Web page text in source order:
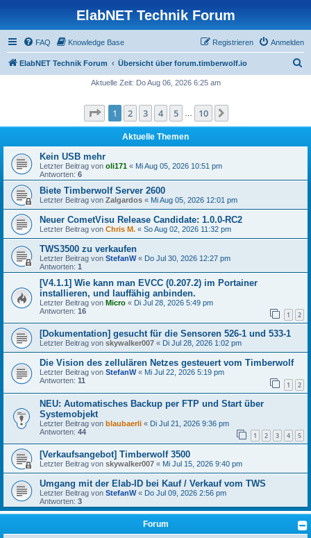
ElabNET Technik Forum
FAQ Knowledge Base Anmelden
Registrieren
ElabNET Technik Forum Übersicht über forum.timberwolf.io
e
Aktuelle Zeit: Do Aug 06, 2026 6:25 am
Seite 1von 10
1 2 3 4 5 10
Aktuelle Themen
Kein USB mehr
Letzter Beitrag von oli171 « Mi Aug 05, 2026 10:51 pm
Antworten: 6
Biete Timberwolf Server 2600
Letzter Beitrag von Zalgardos « Mi Aug 05, 2026 12:01 pm
Neuer CometVisu Release Candidate: 1.0.0-RC2
Letzter Beitrag von Chris M. « So Aug 02, 2026 11:32 pm
TWS3500 zu verkaufen
Letzter Beitrag von StefanW« Do Jul 30, 2026 12:27 pm
Antworten: 1
[V4.1.1] Wie kann man EVCC (0.207.2) im Portainer
installieren, und lauffähig anbinden.
Letzter Beitrag von Micro « Di Jul 28, 2026 5:49 pm
Antworten: 16 1 2
[Dokumentation] gesucht für die Sensoren 526-1 und 533-1
Letzter Beitrag von skywalker007 « Di Jul 28, 2026 1:02 pm
Die Vision des zellulären Netzes gesteuert vom Timberwolf
Letzter Beitrag von StefanW« Mi Jul 22, 2026 5:19 pm
Antworten: 11 1 2
NEU: Automatisches Backup per FTP und Start über
Systemobjekt
Letzter Beitrag von blaubaerli « Di Jul 21, 2026 9:36 pm
Antworten: 44 1 2 3 4 5
[Verkaufsangebot] Timberwolf 3500
Letzter Beitrag von skywalker007 « Mi Jul 15, 2026 9:40 pm
Umgang mit der Elab-ID bei Kauf / Verkauf vom TWS
Letzter Beitrag von StefanW« Do Jul 09, 2026 2:56 pm
Antworten: 3
Forum